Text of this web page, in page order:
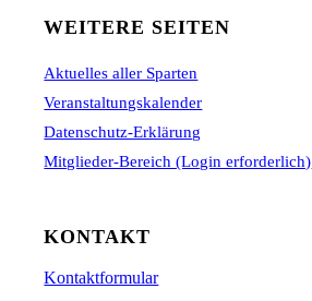
WEITERE SEITEN
Aktuelles aller Sparten
Veranstaltungskalender
Datenschutz-Erklärung
Mitglieder-Bereich (Login erforderlich)
KONTAKT
Kontaktformular